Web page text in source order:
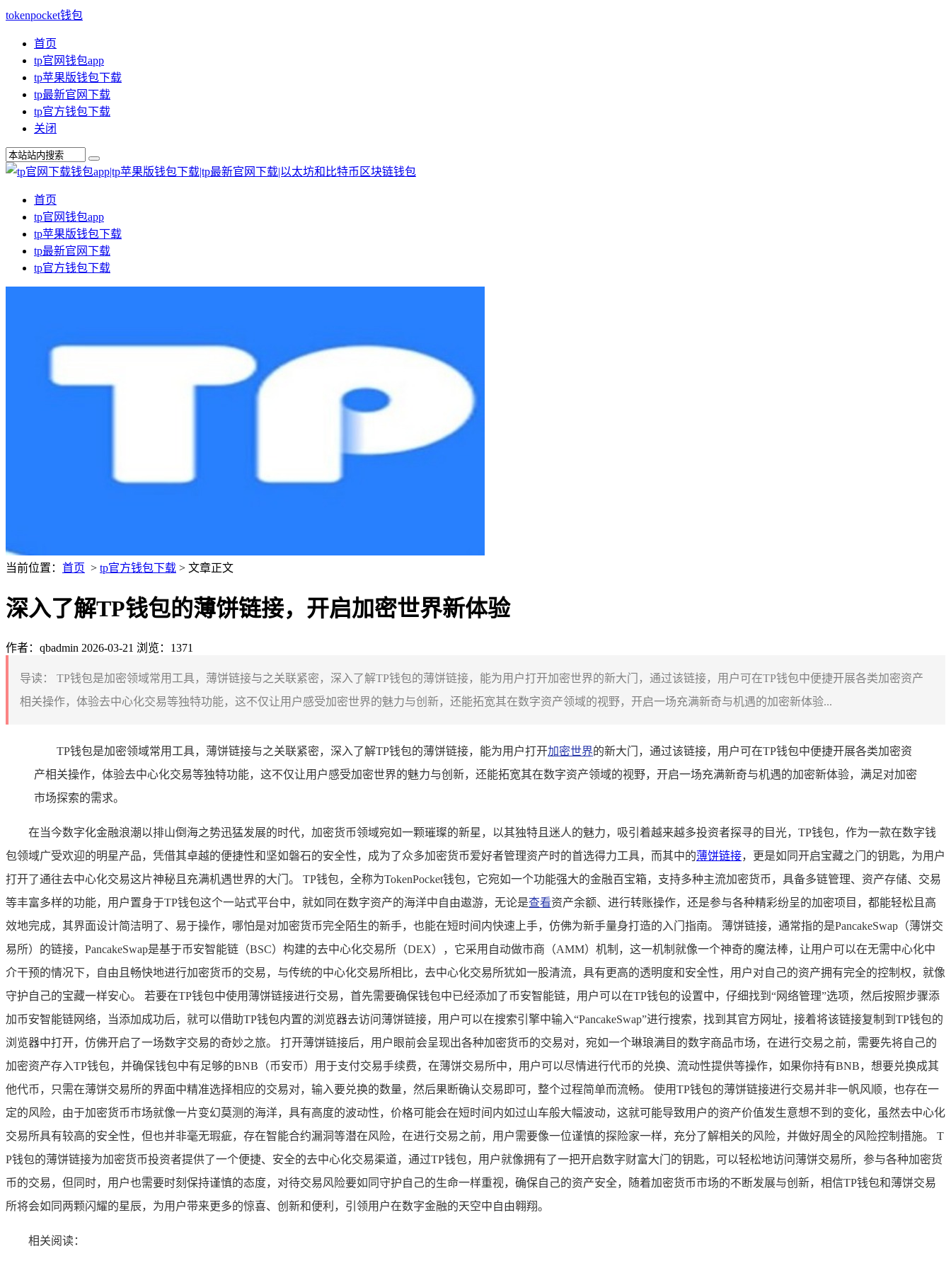
tokenpocket钱包
首页
tp官网钱包app
tp苹果版钱包下载
tp最新官网下载
tp官方钱包下载
关闭
首页
tp官网钱包app
tp苹果版钱包下载
tp最新官网下载
tp官方钱包下载
当前位置： 首页 > tp官方钱包下载 > 文章正文
深入了解TP钱包的薄饼链接，开启加密世界新体验
作者：qbadmin 2026-03-21 浏览：1371
导读：
TP钱包是加密领域常用工具，薄饼链接与之关联紧密，深入了解TP钱包的薄饼链接，能为用户打开加密世界的新大门，通过该链接，用户可在TP钱包中便捷开展各类加密资产
相关操作，体验去中心化交易等独特功能，这不仅让用户感受加密世界的魅力与创新，还能拓宽其在数字资产领域的视野，开启一场充满新奇与机遇的加密新体验...
TP钱包是加密领域常用工具，薄饼链接与之关联紧密，深入了解TP钱包的薄饼链接，能为用户打开加密世界的新大门，通过该链接，用户可在TP钱包中便捷开展各类加密资
产相关操作，体验去中心化交易等独特功能，这不仅让用户感受加密世界的魅力与创新，还能拓宽其在数字资产领域的视野，开启一场充满新奇与机遇的加密新体验，满足对加密
市场探索的需求。
在当今数字化金融浪潮以排山倒海之势迅猛发展的时代，加密货币领域宛如一颗璀璨的新星，以其独特且迷人的魅力，吸引着越来越多投资者探寻的目光，TP钱包，作为一款在数字钱
包领域广受欢迎的明星产品，凭借其卓越的便捷性和坚如磐石的安全性，成为了众多加密货币爱好者管理资产时的首选得力工具，而其中的薄饼链接，更是如同开启宝藏之门的钥匙，为用户
打开了通往去中心化交易这片神秘且充满机遇世界的大门。 TP钱包，全称为TokenPocket钱包，它宛如一个功能强大的金融百宝箱，支持多种主流加密货币，具备多链管理、资产存储、交易
等丰富多样的功能，用户置身于TP钱包这个一站式平台中，就如同在数字资产的海洋中自由遨游，无论是查看资产余额、进行转账操作，还是参与各种精彩纷呈的加密项目，都能轻松且高
效地完成，其界面设计简洁明了、易于操作，哪怕是对加密货币完全陌生的新手，也能在短时间内快速上手，仿佛为新手量身打造的入门指南。 薄饼链接，通常指的是PancakeSwap（薄饼交
易所）的链接，PancakeSwap是基于币安智能链（BSC）构建的去中心化交易所（DEX），它采用自动做市商（AMM）机制，这一机制就像一个神奇的魔法棒，让用户可以在无需中心化中
介干预的情况下，自由且畅快地进行加密货币的交易，与传统的中心化交易所相比，去中心化交易所犹如一股清流，具有更高的透明度和安全性，用户对自己的资产拥有完全的控制权，就像
守护自己的宝藏一样安心。 若要在TP钱包中使用薄饼链接进行交易，首先需要确保钱包中已经添加了币安智能链，用户可以在TP钱包的设置中，仔细找到“网络管理”选项，然后按照步骤添
加币安智能链网络，当添加成功后，就可以借助TP钱包内置的浏览器去访问薄饼链接，用户可以在搜索引擎中输入“PancakeSwap”进行搜索，找到其官方网址，接着将该链接复制到TP钱包的
浏览器中打开，仿佛开启了一场数字交易的奇妙之旅。 打开薄饼链接后，用户眼前会呈现出各种加密货币的交易对，宛如一个琳琅满目的数字商品市场，在进行交易之前，需要先将自己的
加密资产存入TP钱包，并确保钱包中有足够的BNB（币安币）用于支付交易手续费，在薄饼交易所中，用户可以尽情进行代币的兑换、流动性提供等操作，如果你持有BNB，想要兑换成其
他代币，只需在薄饼交易所的界面中精准选择相应的交易对，输入要兑换的数量，然后果断确认交易即可，整个过程简单而流畅。 使用TP钱包的薄饼链接进行交易并非一帆风顺，也存在一
定的风险，由于加密货币市场就像一片变幻莫测的海洋，具有高度的波动性，价格可能会在短时间内如过山车般大幅波动，这就可能导致用户的资产价值发生意想不到的变化，虽然去中心化
交易所具有较高的安全性，但也并非毫无瑕疵，存在智能合约漏洞等潜在风险，在进行交易之前，用户需要像一位谨慎的探险家一样，充分了解相关的风险，并做好周全的风险控制措施。 T
P钱包的薄饼链接为加密货币投资者提供了一个便捷、安全的去中心化交易渠道，通过TP钱包，用户就像拥有了一把开启数字财富大门的钥匙，可以轻松地访问薄饼交易所，参与各种加密货
币的交易，但同时，用户也需要时刻保持谨慎的态度，对待交易风险要如同守护自己的生命一样重视，确保自己的资产安全，随着加密货币市场的不断发展与创新，相信TP钱包和薄饼交易
所将会如同两颗闪耀的星辰，为用户带来更多的惊喜、创新和便利，引领用户在数字金融的天空中自由翱翔。
相关阅读：